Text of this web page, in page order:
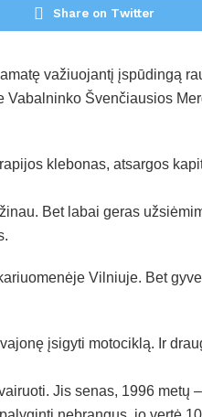
Share on Twitter
važiuojantį įspūdingą
Vabalninko Švenčiausios
klebonas, atsargos
Bet labai geras
Vilniuje. Bet
įsigyti motociklą. Ir
Jis senas, 1996 metų